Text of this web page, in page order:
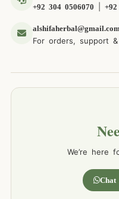
+92 304 0506070
alshifaherbal@gmail.com
For orders, support
We’re here
Chat